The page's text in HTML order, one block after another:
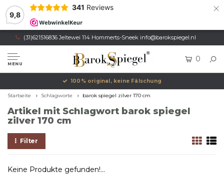
9,8
341 Reviews ×
(31)621516836 Jeltewei 114 Hommerts-Sneek info@barokspiegel.nl
MENU
0
100% original, keine Fälschung
Startseite Schlagworte barok spiegel zilver 170 cm
Artikel mit Schlagwort barok spiegel
zilver 170 cm
Filter
Keine Produkte gefunden!...